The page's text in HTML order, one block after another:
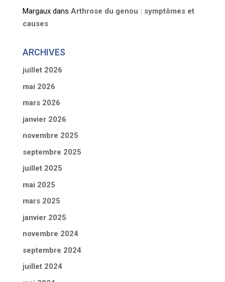
Margauxdans Arthrose du genou : symptômes et
causes
ARCHIVES
juillet 2026
mai 2026
mars 2026
janvier 2026
novembre 2025
septembre 2025
juillet 2025
mai 2025
mars 2025
janvier 2025
novembre 2024
septembre 2024
juillet 2024